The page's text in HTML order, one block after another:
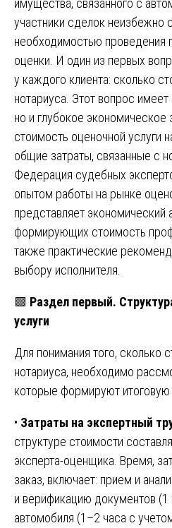
имущества, связанного с
участники сделок неизбежно
необходимостью проведения
оценки. И один из первых
у каждого клиента: сколько
нотариуса. Этот вопрос
но и глубокое экономическое
стоимость оценочной услуги
общие затраты, связанные с
Федерация судебных
опытом работы на рынке
представляет экономический
формирующих стоимость
также практические
выбору исполнителя.
🟩 Раздел первый.
услуги
Для понимания того, сколько
нотариуса, необходимо
которые формируют итоговую
• Затраты на экспертный
структуре стоимости
эксперта-оценщика. Время,
заказ, включает: прием и
и верификацию документов
автомобиля (1–2 часа с